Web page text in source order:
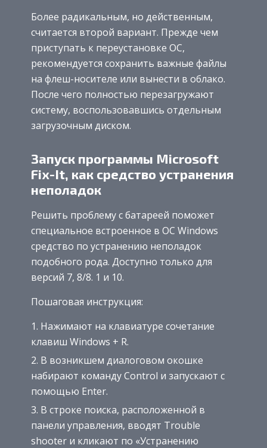
Более радикальным, но действенным,
считается второй вариант. Прежде чем
приступать к переустановке ОС,
рекомендуется сохранить важные файлы
на флеш-носителе или вынести в облако.
После чего полностью перезагружают
систему, воспользовавшись отдельным
загрузочным диском.
Запуск программы Microsoft
Fix-It, как средство устранения
неполадок
Решить проблему с батареей поможет
специальное встроенное в ОС Windows
средство по устранению неполадок
подобного рода. Доступно только для
версий 7, 8/8. 1 и 10.
Пошаговая инструкция:
Нажимают на клавиатуре сочетание
клавиш Windows + R.
В возникшем диалоговом окошке
набирают команду Control и запускают с
помощью Enter.
В строке поиска, расположенной в
панели управления, вводят Trouble
shooter и кликают по «Устранению